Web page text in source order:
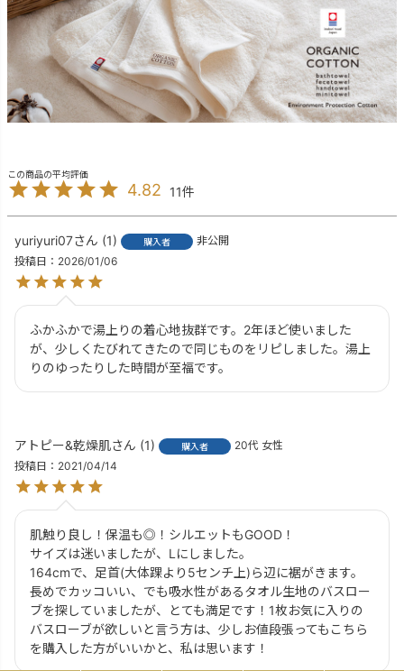
4.82 11
yuriyuri07 1 購入者
非公開
投稿日
2026/01/06
ふかふかで湯上りの着心地抜群です。2年ほど使いました
が、少しくたびれてきたので同じものをリピしました。湯上
りのゆったりした時間が至福です。
アトピー&乾燥肌 1 購入者 20代 女性
投稿日
2021/04/14
肌触り良し！保温も◎！シルエットもGOOD！
サイズは迷いましたが、Lにしました。
164cmで、足首(大体踝より5センチ上)ら辺に裾がきます。
長めでカッコいい、でも吸水性があるタオル生地のバスロー
ブを探していましたが、とても満足です！1枚お気に入りの
バスローブが欲しいと言う方は、少しお値段張ってもこちら
を購入した方がいいかと、私は思います！